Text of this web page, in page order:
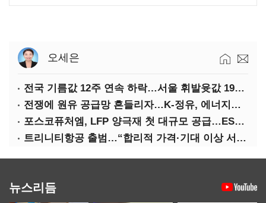
오세은
전국 기름값 12주 연속 하락…서울 휘발윳값 1909원
전쟁에 원유 공급망 흔들리자…K-정유, 에너지안보 핵심으로 재부상
포스코퓨처엠, LFP 양극재 첫 대규모 공급…ESS 시장 공략
트리니티항공 출범…“합리적 가격·기대 이상 서비스로 승부”
뉴스리듬